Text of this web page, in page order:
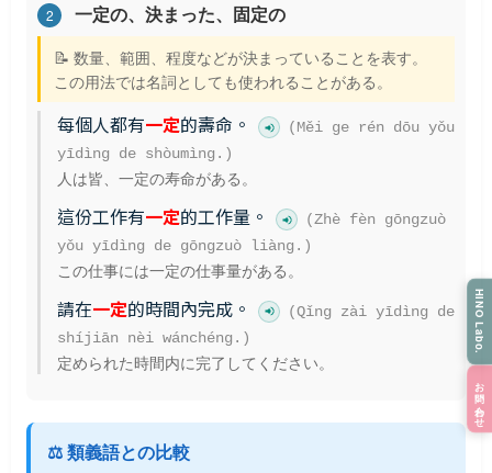
2 一定の、決まった、固定の
📝 数量、範囲、程度などが決まっていることを表す。
この用法では名詞としても使われることがある。
每個人都有一定的壽命。
(Měi ge rén dōu yǒu
yīdìng de shòumìng.)
人は皆、一定の寿命がある。
這份工作有一定的工作量。
(Zhè fèn gōngzuò
yǒu yīdìng de gōngzuò liàng.)
この仕事には一定の仕事量がある。
請在一定的時間內完成。
(Qǐng zài yīdìng de
shíjiān nèi wánchéng.)
定められた時間内に完了してください。
⚖️ 類義語との比較
HINO Labo.
お問い合わせ